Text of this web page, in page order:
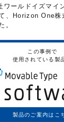
ワールドイズマ
、Horizon One株
。
この事例で
使用されている製
製品のご案内はこ